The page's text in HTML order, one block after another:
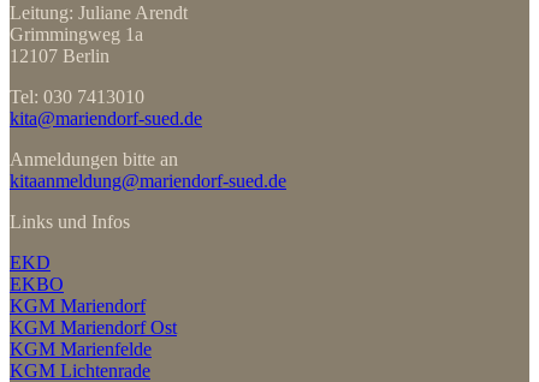
Leitung: Juliane Arendt
Grimmingweg 1a
12107 Berlin
Tel: 030 7413010
kita@mariendorf-sued.de
Anmeldungen bitte an
kitaanmeldung@mariendorf-sued.de
Links und Infos
EKD
EKBO
KGM Mariendorf
KGM Mariendorf Ost
KGM Marienfelde
KGM Lichtenrade